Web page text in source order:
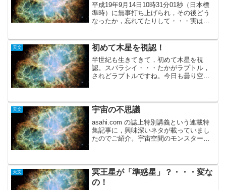
平成19年9月14日10時31分01秒（日本標
準時）に無事打ち上げられ，その後どう
なったか，忘れてたりして・・・実は，9
了したそうです。これで，付きの裏側
の...
天文 初めて木星を視認！
半世紀も生きてきて，初めて木星を視
認。スバラシイ・・・たかがラプトル，
されどラプトルですね。今日も曇り空で
な」風が吹いてきて，コオロギの鳴き声
が騒がしく聞こえるよ...
天文 宇宙の不思議
asahi.com の誌上特別講義という連載特
集記事に，興味深いネタが載っていまし
たのでご紹介。宇宙空間のモンスターた
GRBを観測す...
天文
冥王星が「準惑星」？・・・変な
の！